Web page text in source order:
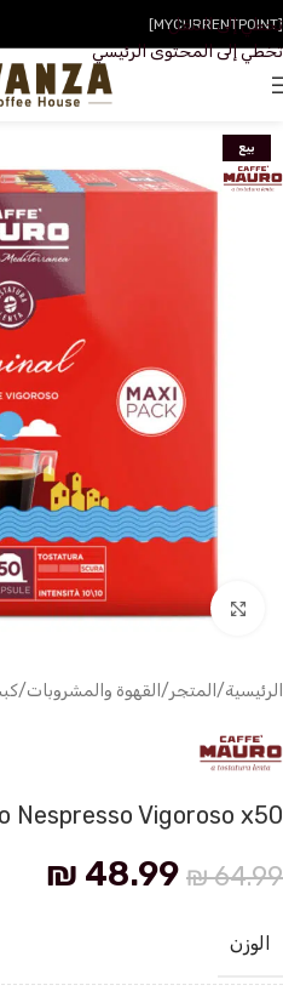
تخطي إلى التنقل
تخطي إلى المحتوى الرئيسي
[MYCURRENTPOINT]
بيع
انقر للتكبير
الرئيسية/ المتجر/ القهوة والمشروبات/
Nespresso Vigoroso x50
₪64.99
₪ 48.99
الوزن